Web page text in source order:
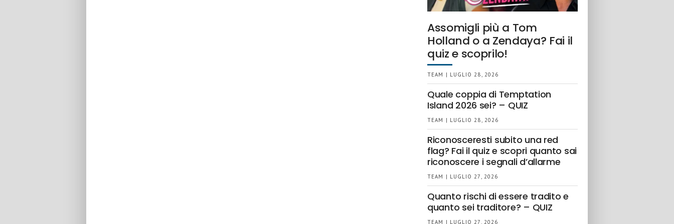
Assomigli più a Tom
Holland o a Zendaya? Fai il
quiz e scoprilo!
TEAM | LUGLIO 28, 2026
Quale coppia di Temptation
Island 2026 sei? – QUIZ
TEAM | LUGLIO 28, 2026
Riconosceresti subito una red
flag? Fai il quiz e scopri quanto sai
riconoscere i segnali d’allarme
TEAM | LUGLIO 27, 2026
Quanto rischi di essere tradito e
quanto sei traditore? – QUIZ
TEAM | LUGLIO 27, 2026